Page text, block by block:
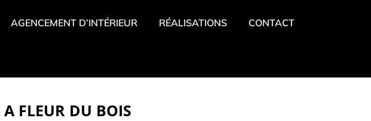
AGENCEMENT D’INTÉRIEUR RÉALISATIONS CONTACT
A FLEUR DU BOIS